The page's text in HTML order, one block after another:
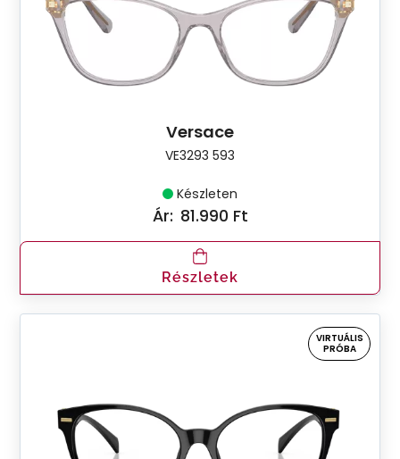
Versace
VE3293 593
Készleten
Ár: 81.990 Ft
Részletek
VIRTUÁLIS
PRÓBA